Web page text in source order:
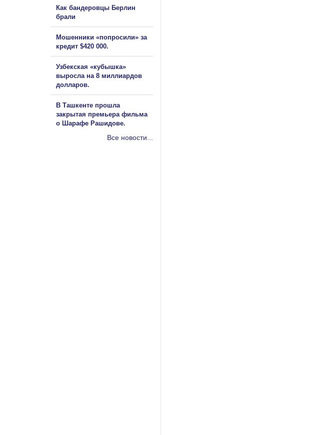
Как бандеровцы Берлин
брали
Мошенники «попросили» за
кредит $420 000.
Узбекская «кубышка»
выросла на 8 миллиардов
долларов.
В Ташкенте прошла
закрытая премьера фильма
о Шарафе Рашидове.
Все новости...